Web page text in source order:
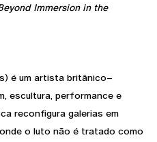
Immersion in the
é um artista britânico–
escultura, performance e
reconfigura galerias em
o luto não é tratado como